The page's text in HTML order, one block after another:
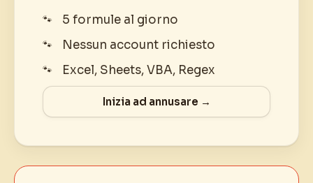
5 formule al giorno
Nessun account richiesto
Excel, Sheets, VBA, Regex
Inizia ad annusare →